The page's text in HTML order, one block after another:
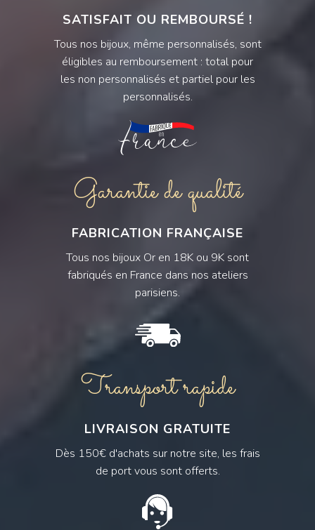
SATISFAIT OU REMBOURSÉ !
Tous nos bijoux, même personnalisés, sont
éligibles au remboursement : total pour
les non personnalisés et partiel pour les
personnalisés.
Garantie de qualité
FABRICATION FRANÇAISE
Tous nos bijoux Or en 18K ou 9K sont
fabriqués en France dans nos ateliers
parisiens.
Transport rapide
LIVRAISON GRATUITE
Dès 150€ d'achats sur notre site, les frais
de port vous sont offerts.